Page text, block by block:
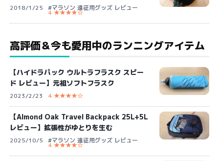
2018/1/25 #マラソン 遠征用グッズ レビュー
4 ★★★★☆
高評価＆今も愛用中のランニングアイテム
【ハイドラパック ウルトラフラスク スピー
ド レビュー】元祖ソフトフラスク
2023/2/23 4 ★★★★☆
【Almond Oak Travel Backpack 25L+5L
レビュー】拡張性がゆとりを生む
2025/10/5 #マラソン 遠征用グッズ レビュー
4 ★★★★☆